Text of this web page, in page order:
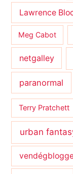
Lawrence
Meg Cabot
netgalley
paranormal
Terry Pratchett
urban